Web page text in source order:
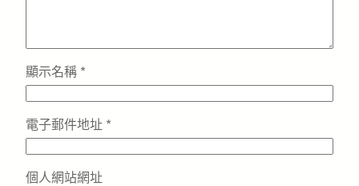
顯示名稱 *
電子郵件地址 *
個人網站網址